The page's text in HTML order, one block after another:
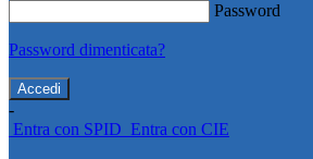
Password
Password dimenticata?
-
Entra con SPID Entra con CIE